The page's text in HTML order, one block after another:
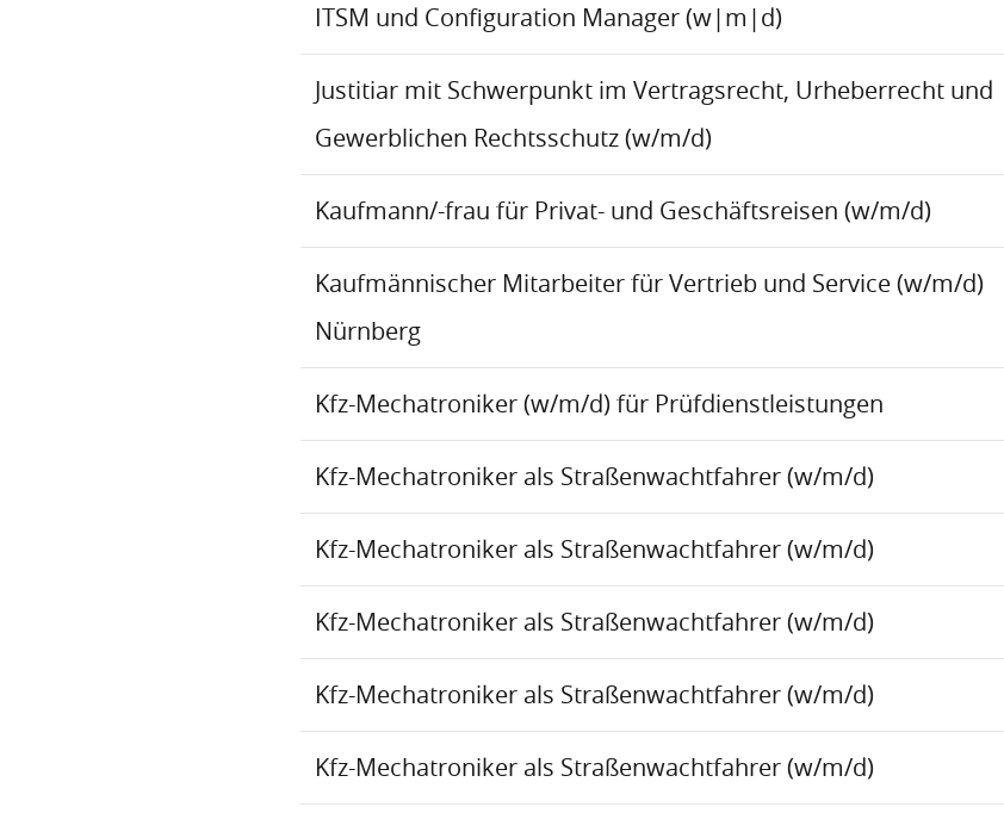
ITSM und Configuration Manager (w|m|d)
Justitiar mit Schwerpunkt im Vertragsrecht, Urheberrecht und
Gewerblichen Rechtsschutz (w/m/d)
Kaufmann/-frau für Privat- und Geschäftsreisen (w/m/d)
Kaufmännischer Mitarbeiter für Vertrieb und Service (w/m/d)
Nürnberg
Kfz-Mechatroniker (w/m/d) für Prüfdienstleistungen
Kfz-Mechatroniker als Straßenwachtfahrer (w/m/d)
Kfz-Mechatroniker als Straßenwachtfahrer (w/m/d)
Kfz-Mechatroniker als Straßenwachtfahrer (w/m/d)
Kfz-Mechatroniker als Straßenwachtfahrer (w/m/d)
Kfz-Mechatroniker als Straßenwachtfahrer (w/m/d)